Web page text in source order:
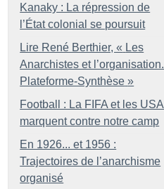
Kanaky : La répression de
l’État colonial se poursuit
Lire René Berthier, « Les
Anarchistes et l’organisation.
Plateforme-Synthèse »
Football : La FIFA et les USA
marquent contre notre camp
En 1926... et 1956 :
Trajectoires de l’anarchisme
organisé